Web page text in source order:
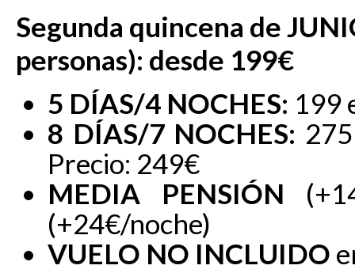
Segunda quincena de
personas): desde 199€
5 DÍAS/4 NOCHES: 199
8 DÍAS/7 NOCHES:
Precio: 249€
MEDIA PENSIÓN
(+24€/noche)
VUELO NO INCLUIDO